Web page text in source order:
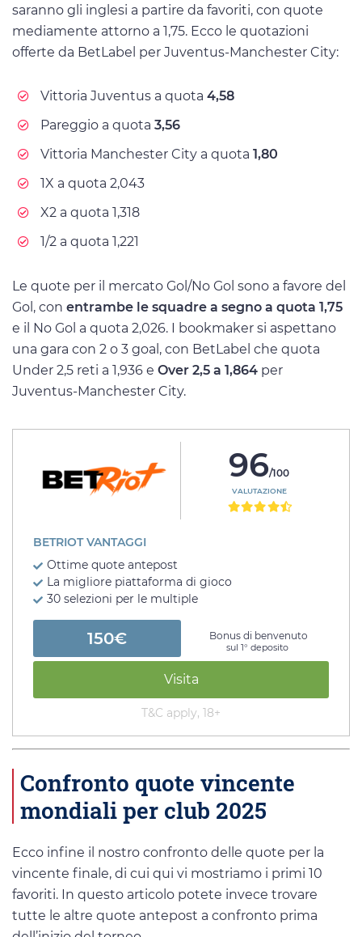
saranno gli inglesi a partire da favoriti, con quote
mediamente attorno a 1,75. Ecco le quotazioni
offerte da BetLabel per Juventus-Manchester City:
Vittoria Juventus a quota 4,58
Pareggio a quota 3,56
Vittoria Manchester City a quota 1,80
1X a quota 2,043
X2 a quota 1,318
1/2 a quota 1,221
Le quote per il mercato Gol/No Gol sono a favore del
Gol, con entrambe le squadre a segno a quota 1,75
e il No Gol a quota 2,026. I bookmaker si aspettano
una gara con 2 o 3 goal, con BetLabel che quota
Under 2,5 reti a 1,936 e Over 2,5 a 1,864 per
Juventus-Manchester City.
96/100
VALUTAZIONE
BETRIOT VANTAGGI
Ottime quote antepost
La migliore piattaforma di gioco
30 selezioni per le multiple
150€ Bonus di benvenuto
sul 1° deposito
Visita
T&C apply, 18+
Confronto quote vincente
mondiali per club 2025
Ecco infine il nostro confronto delle quote per la
vincente finale, di cui qui vi mostriamo i primi 10
favoriti. In questo articolo potete invece trovare
tutte le altre quote antepost a confronto prima